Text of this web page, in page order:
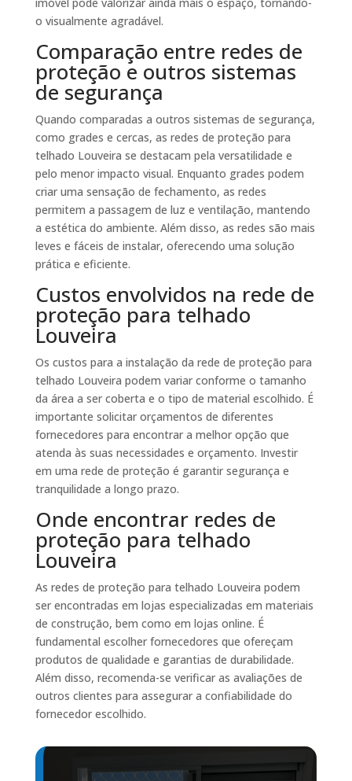
o visualmente agradável.
Comparação entre redes de
proteção e outros sistemas
de segurança
Quando comparadas a outros sistemas de segurança,
como grades e cercas, as redes de proteção para
telhado Louveira se destacam pela versatilidade e
pelo menor impacto visual. Enquanto grades podem
criar uma sensação de fechamento, as redes
permitem a passagem de luz e ventilação, mantendo
a estética do ambiente. Além disso, as redes são mais
leves e fáceis de instalar, oferecendo uma solução
prática e eficiente.
Custos envolvidos na rede de
proteção para telhado
Louveira
Os custos para a instalação da rede de proteção para
telhado Louveira podem variar conforme o tamanho
da área a ser coberta e o tipo de material escolhido. É
importante solicitar orçamentos de diferentes
fornecedores para encontrar a melhor opção que
atenda às suas necessidades e orçamento. Investir
em uma rede de proteção é garantir segurança e
tranquilidade a longo prazo.
Onde encontrar redes de
proteção para telhado
Louveira
As redes de proteção para telhado Louveira podem
ser encontradas em lojas especializadas em materiais
de construção, bem como em lojas online. É
fundamental escolher fornecedores que ofereçam
produtos de qualidade e garantias de durabilidade.
Além disso, recomenda-se verificar as avaliações de
outros clientes para assegurar a confiabilidade do
fornecedor escolhido.